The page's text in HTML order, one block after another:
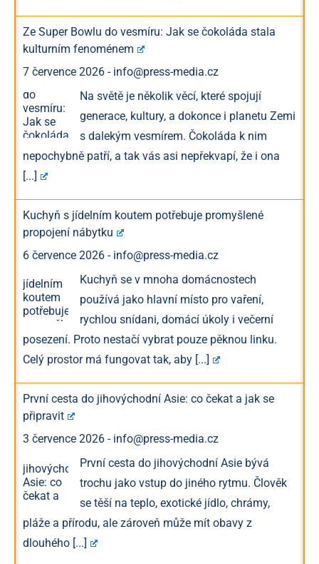
Ze Super Bowlu do vesmíru: Jak se čokoláda stala
kulturním fenoménem
7 července 2026 - info@press-media.cz
Na světě je několik věcí, které spojují
generace, kultury, a dokonce i planetu Zemi
s dalekým vesmírem. Čokoláda k nim
nepochybně patří, a tak vás asi nepřekvapí, že i ona
[...]
Kuchyň s jídelním koutem potřebuje promyšlené
propojení nábytku
6 července 2026 - info@press-media.cz
Kuchyň se v mnoha domácnostech
používá jako hlavní místo pro vaření,
rychlou snídani, domácí úkoly i večerní
posezení. Proto nestačí vybrat pouze pěknou linku.
Celý prostor má fungovat tak, aby [...]
První cesta do jihovýchodní Asie: co čekat a jak se
připravit
3 července 2026 - info@press-media.cz
První cesta do jihovýchodní Asie bývá
trochu jako vstup do jiného rytmu. Člověk
se těší na teplo, exotické jídlo, chrámy,
pláže a přírodu, ale zároveň může mít obavy z
dlouhého [...]